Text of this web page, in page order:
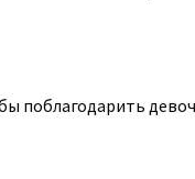
поблагодарить